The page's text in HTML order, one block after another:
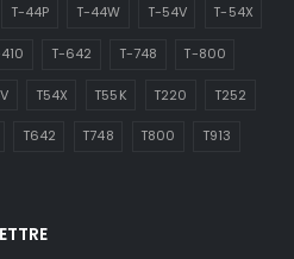
T-44P T-44W T-54V T-54X
T-642 T-748 T-800
T54X T55K T220 T252
T642 T748 T800 T913